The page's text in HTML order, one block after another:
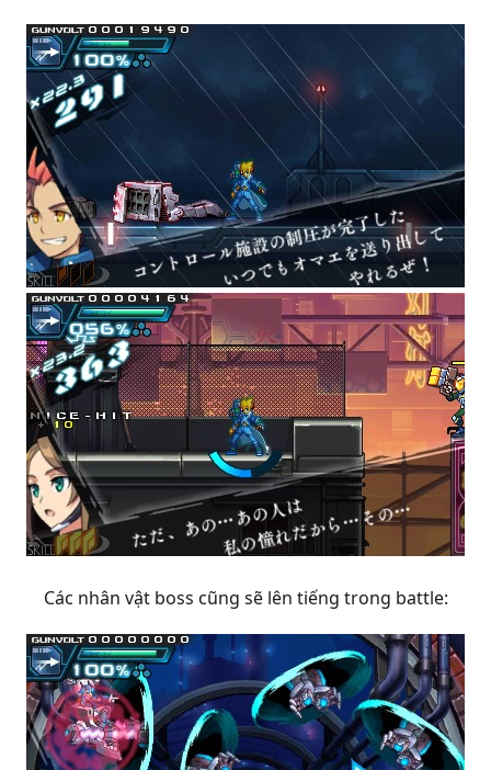
Các nhân vật boss cũng sẽ lên tiếng trong battle: